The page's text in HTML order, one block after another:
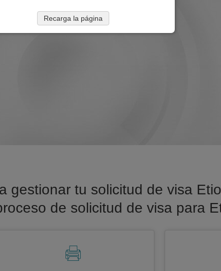
gestionar tu solicitud de visa
de solicitud de visa para
Recarga la página